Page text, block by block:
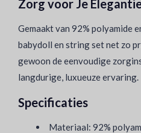
Zorg voor Je
Gemaakt van 92% polyamide
babydoll en string set net zo
gewoon de eenvoudige
langdurige, luxueuze ervaring.
Specificaties
Materiaal: 92%